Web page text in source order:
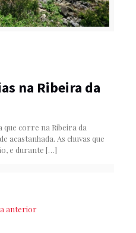
na Ribeira da
que corre na Ribeira da
acastanhada. As chuvas que
e durante […]
anterior